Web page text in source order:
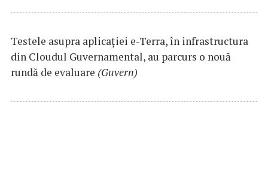
Testele asupra aplicaţiei e-Terra, în infrastructura
din Cloudul Guvernamental, au parcurs o nouă
rundă de evaluare (Guvern)